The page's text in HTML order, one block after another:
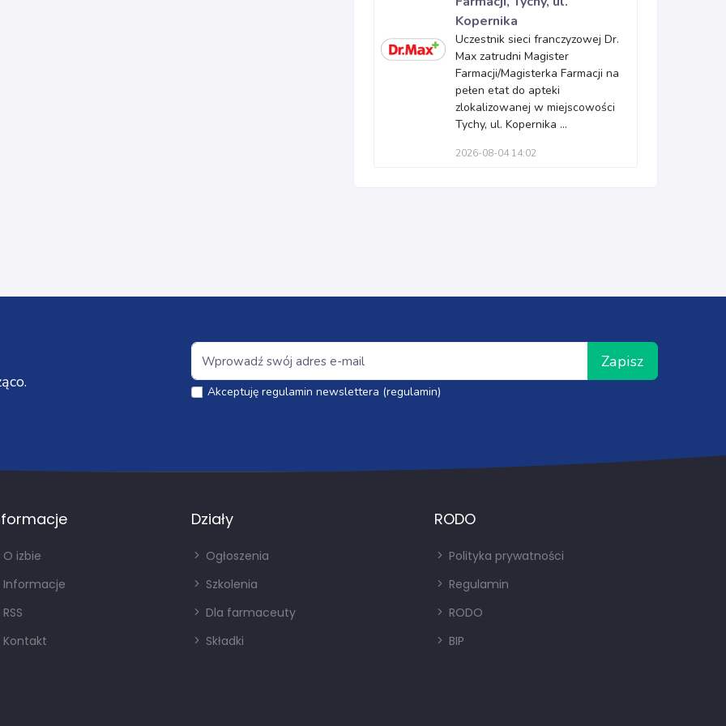
Kopernika
Uczestnik sieci franczyzowej Dr.
Max zatrudni Magister
Farmacji/Magisterka Farmacji na
pełen etat do apteki
zlokalizowanej w miejscowości
Tychy, ul. Kopernika ...
2026-08-04 14:02
Zapisz
Akceptuję regulamin newslettera (regulamin)
O izbie
Informacje
RSS
Kontakt
Działy
Ogłoszenia
Szkolenia
Dla farmaceuty
Składki
RODO
Polityka prywatności
Regulamin
RODO
BIP